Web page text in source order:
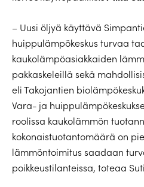
– Uusi öljyä käyttävä
huippulämpökeskus turvaa
kaukolämpöasiakkaiden
pakkaskeleillä sekä
eli Takojantien
Vara- ja
roolissa kaukolämmön
kokonaistuotantomäärä on
lämmöntoimitus saadaan
poikkeustilanteissa, toteaa